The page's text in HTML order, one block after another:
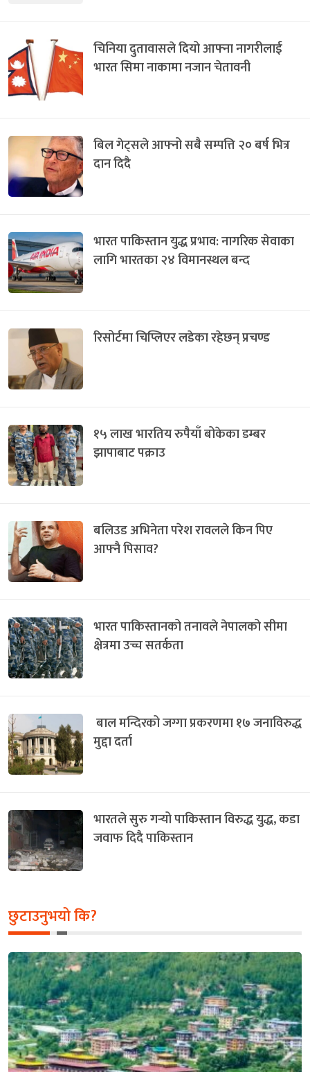
चिनिया दुतावासले दियो आफ्ना नागरीलाई
भारत सिमा नाकामा नजान चेतावनी
बिल गेट्सले आफ्नो सबै सम्पत्ति २० बर्ष भित्र
दान दिदै
भारत पाकिस्तान युद्ध प्रभाव: नागरिक सेवाका
लागि भारतका २४ विमानस्थल बन्द
रिसोर्टमा चिप्लिएर लडेका रहेछन् प्रचण्ड
१५ लाख भारतिय रुपैयाँ बोकेका डम्बर
झापाबाट पक्राउ
बलिउड अभिनेता परेश रावलले किन पिए
आफ्नै पिसाव?
भारत पाकिस्तानको तनावले नेपालको सीमा
क्षेत्रमा उच्च सतर्कता
बाल मन्दिरको जग्गा प्रकरणमा १७ जनाविरुद्ध
मुद्दा दर्ता
भारतले सुरु गर्‍यो पाकिस्तान विरुद्ध युद्ध, कडा
जवाफ दिदै पाकिस्तान
छुटाउनुभयो कि?